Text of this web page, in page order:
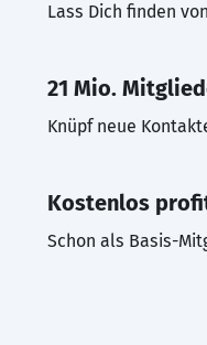
Lass Dich finden
21 Mio.
Knüpf neue
Kostenlos
Schon als Basis-